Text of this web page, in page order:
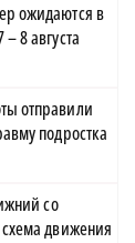
ожидаются в
8 августа
отправили
подростка
со
движения